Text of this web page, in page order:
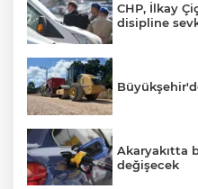
CHP, İlkay
disipline
Akaryakıtta
değişecek